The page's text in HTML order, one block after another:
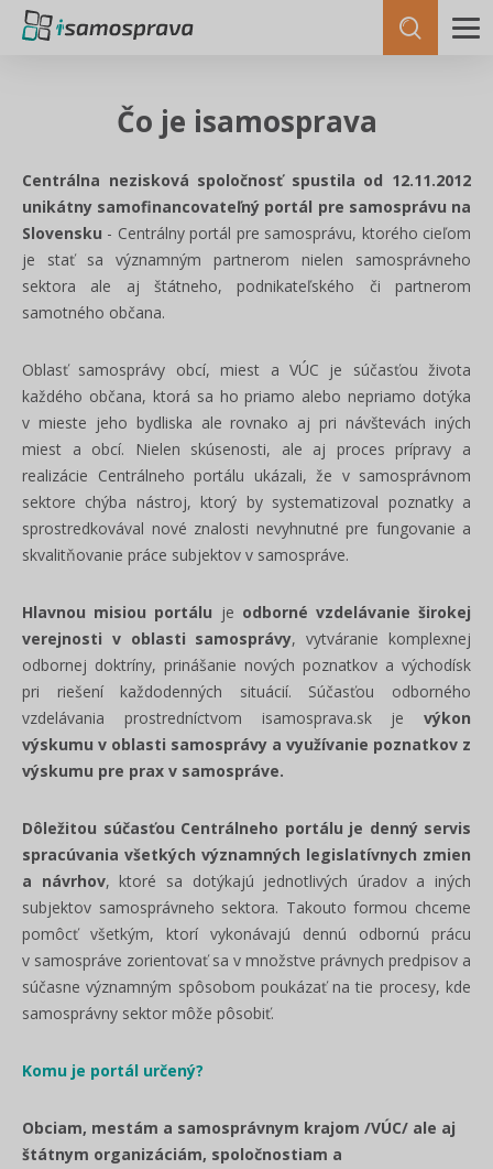
Čo je isamosprava
Centrálna nezisková spoločnosť spustila od 12.11.2012
unikátny samofinancovateľný portál pre samosprávu na
Slovensku - Centrálny portál pre samosprávu, ktorého cieľom
je stať sa významným partnerom nielen samosprávneho
sektora ale aj štátneho, podnikateľského či partnerom
samotného občana.
Oblasť samosprávy obcí, miest a VÚC je súčasťou života
každého občana, ktorá sa ho priamo alebo nepriamo dotýka
v mieste jeho bydliska ale rovnako aj pri návštevách iných
miest a obcí. Nielen skúsenosti, ale aj proces prípravy a
realizácie Centrálneho portálu ukázali, že v samosprávnom
sektore chýba nástroj, ktorý by systematizoval poznatky a
sprostredkovával nové znalosti nevyhnutné pre fungovanie a
skvalitňovanie práce subjektov v samospráve.
Hlavnou misiou portálu je odborné vzdelávanie širokej
verejnosti v oblasti samosprávy, vytváranie komplexnej
odbornej doktríny, prinášanie nových poznatkov a východísk
pri riešení každodenných situácií. Súčasťou odborného
vzdelávania prostredníctvom isamosprava.sk je
výkon
výskumu v oblasti samosprávy a využívanie poznatkov z
výskumu pre prax v samospráve.
Dôležitou súčasťou Centrálneho portálu je denný servis
spracúvania všetkých významných legislatívnych zmien
a návrhov, ktoré sa dotýkajú jednotlivých úradov a iných
subjektov samosprávneho sektora. Takouto formou chceme
pomôcť všetkým, ktorí vykonávajú dennú odbornú prácu
v samospráve zorientovať sa v množstve právnych predpisov a
súčasne významným spôsobom poukázať na tie procesy, kde
samosprávny sektor môže pôsobiť.
Komu je portál určený?
Obciam, mestám a samosprávnym krajom /VÚC/ ale aj
štátnym organizáciám, spoločnostiam a